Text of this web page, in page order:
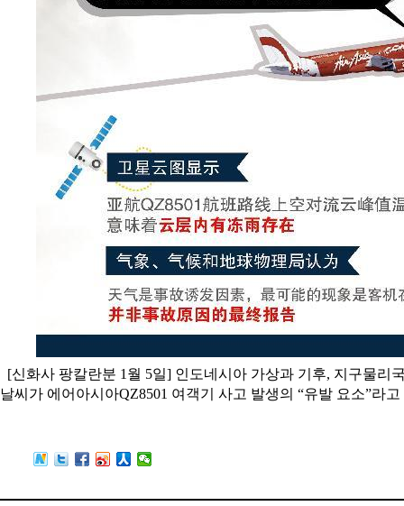
[신화사 팡칼란분 1월 5일] 인도네시아 가상과 기후, 지구물리
날씨가 에어아시아QZ8501 여객기 사고 발생의 “유발 요소”라